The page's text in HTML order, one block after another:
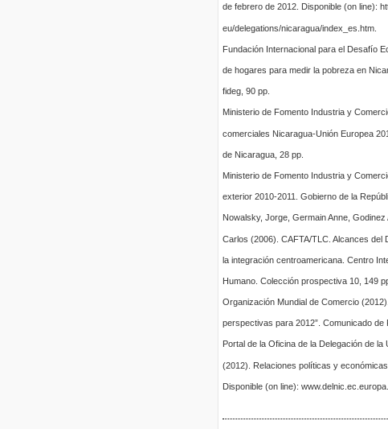
de febrero de 2012. Disponible (on line):
eu/delegations/nicaragua/index_es.htm.
Fundación Internacional para el Desafío
de hogares para medir la pobreza en
fideg, 90 pp.
Ministerio de Fomento Industria y
comerciales Nicaragua-Unión Europea
de Nicaragua, 28 pp.
Ministerio de Fomento Industria y
exterior 2010-2011. Gobierno de la
Nowalsky, Jorge, Germain Anne,
Carlos (2006). CAFTA/TLC. Alcances del
la integración centroamericana. Centro
Humano. Colección prospectiva 10, 149
Organización Mundial de Comercio
perspectivas para 2012”. Comunicado de
Portal de la Oficina de la Delegación de
(2012). Relaciones políticas y
Disponible (on line):